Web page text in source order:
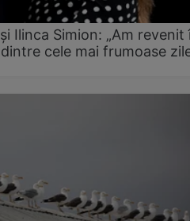
Ilinca Simion: „Am revenit
cele mai frumoase